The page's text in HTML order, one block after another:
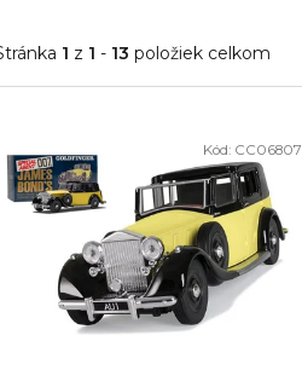
1 z 1 - 13 položiek celkom
ý
p
Kód: CC06807